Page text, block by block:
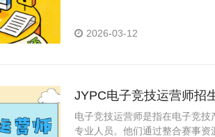
2026-03-12
JYPC电子竞技运营师招
电子竞技运营师是指在电子竞
专业人员。他们通过整合赛事